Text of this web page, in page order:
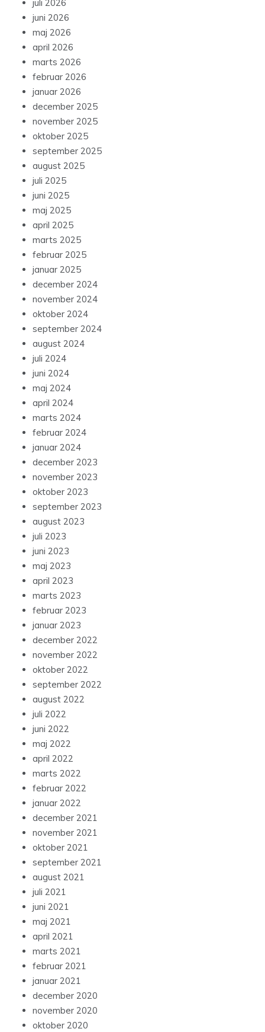
juli 2026
juni 2026
maj 2026
april 2026
marts 2026
februar 2026
januar 2026
december 2025
november 2025
oktober 2025
september 2025
august 2025
juli 2025
juni 2025
maj 2025
april 2025
marts 2025
februar 2025
januar 2025
december 2024
november 2024
oktober 2024
september 2024
august 2024
juli 2024
juni 2024
maj 2024
april 2024
marts 2024
februar 2024
januar 2024
december 2023
november 2023
oktober 2023
september 2023
august 2023
juli 2023
juni 2023
maj 2023
april 2023
marts 2023
februar 2023
januar 2023
december 2022
november 2022
oktober 2022
september 2022
august 2022
juli 2022
juni 2022
maj 2022
april 2022
marts 2022
februar 2022
januar 2022
december 2021
november 2021
oktober 2021
september 2021
august 2021
juli 2021
juni 2021
maj 2021
april 2021
marts 2021
februar 2021
januar 2021
december 2020
november 2020
oktober 2020